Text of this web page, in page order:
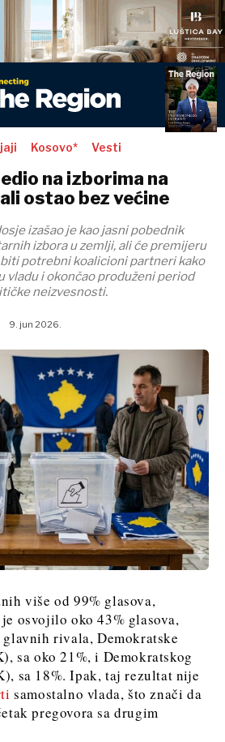
Kosovo* Vesti
na izborima na
ostao bez većine
izašao je kao jasni pobednik
izbora u zemlji, ali će premijeru
potrebni koalicioni partneri kako
vladu i okončao produženi period
neizvesnosti.
9. jun 2026.
više od 99% glasova,
osvojilo oko 43% glasova,
rivala, Demokratske
sa oko 21%, i Demokratskog
sa 18%. Ipak, taj rezultat nije
samostalno vlada, što znači da
pregovora sa drugim